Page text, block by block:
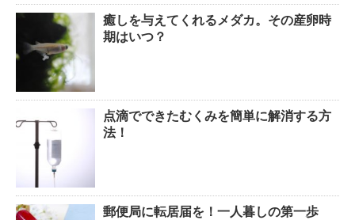
癒しを与えてくれるメダカ。その産卵時
期はいつ？
点滴でできたむくみを簡単に解消する方
法！
郵便局に転居届を！一人暮しの第一歩